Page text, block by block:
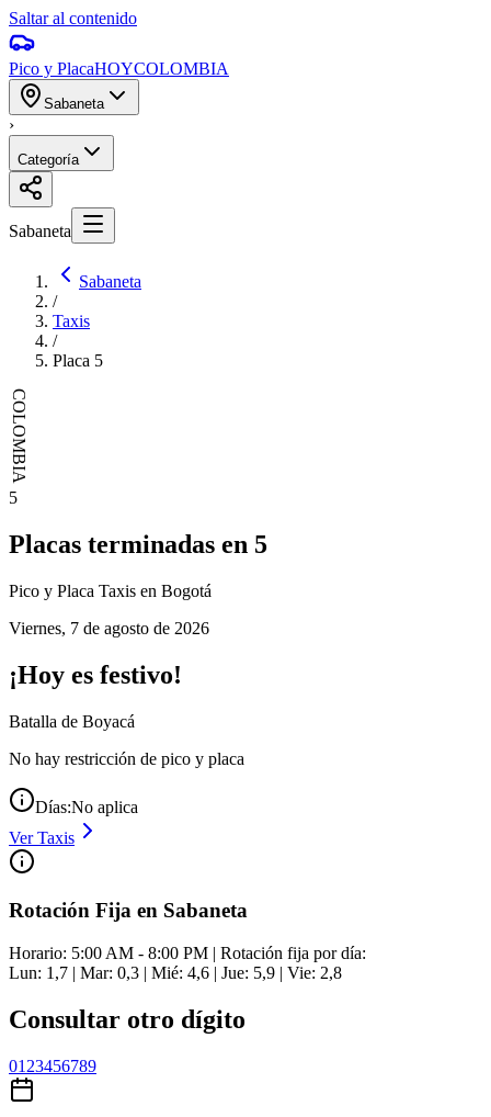
Saltar al contenido
Pico y PlacaHOYCOLOMBIA
Sabaneta
›
Categoría
Sabaneta
Sabaneta
/
Taxis
/
Placa 5
COLOMBIA
5
Placas terminadas en 5
Pico y Placa Taxis en Bogotá
Viernes, 7 de agosto de 2026
¡Hoy es festivo!
Batalla de Boyacá
No hay restricción de pico y placa
Días:No aplica
VerTaxis
Rotación Fija en Sabaneta
Horario: 5:00 AM - 8:00 PM | Rotación fija por día:
Lun: 1,7 | Mar: 0,3 | Mié: 4,6 | Jue: 5,9 | Vie: 2,8
Consultar otro dígito
01 23456789